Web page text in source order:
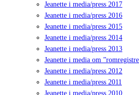
Jeanette i media/press 2017
Jeanette i media/press 2016
Jeanette i media/press 2015
Jeanette i media/press 2014
Jeanette i media/press 2013
Jeanette i media om
Jeanette i media/press 2012
Jeanette i media/press 2011
Jeanette i media/press 2010